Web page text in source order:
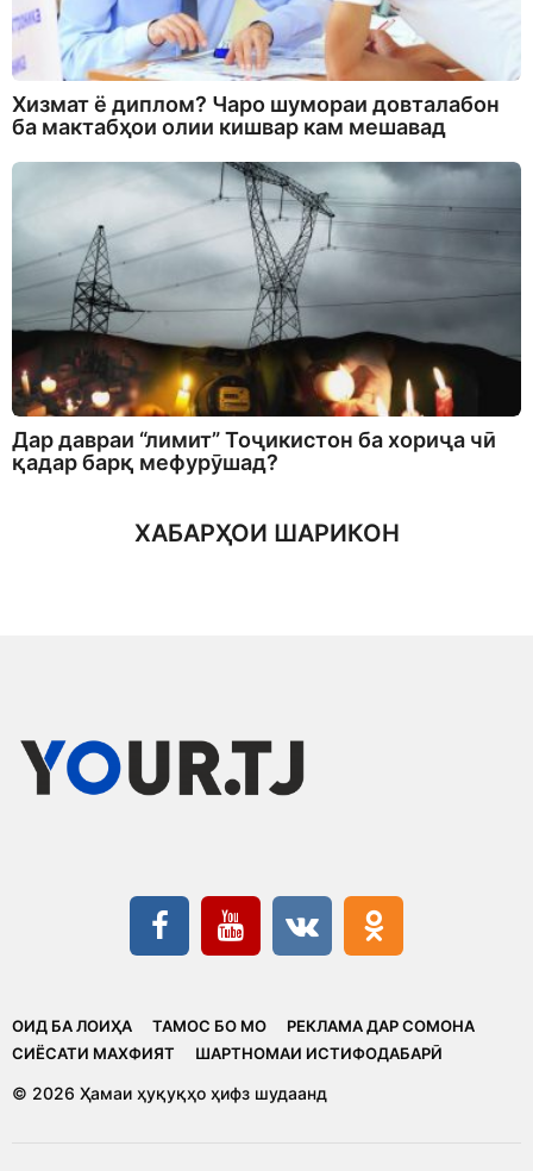
Хизмат ё диплом? Чаро шумораи довталабон
ба мактабҳои олии кишвар кам мешавад
Дар давраи “лимит” Тоҷикистон ба хориҷа чӣ
қадар барқ мефурӯшад?
ХАБАРҲОИ ШАРИКОН
ОИД БА ЛОИҲА ТАМОС БО МО
РЕКЛАМА ДАР СОМОНА
CИЁСАТИ МАХФИЯТ
ШАРТНОМАИ ИСТИФОДАБАРӢ
© 2026 Ҳамаи ҳуқуқҳо ҳифз шудаанд